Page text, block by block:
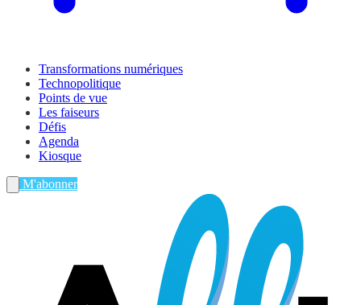
Transformations numériques
Technopolitique
Points de vue
Les faiseurs
Défis
Agenda
Kiosque
M'abonner